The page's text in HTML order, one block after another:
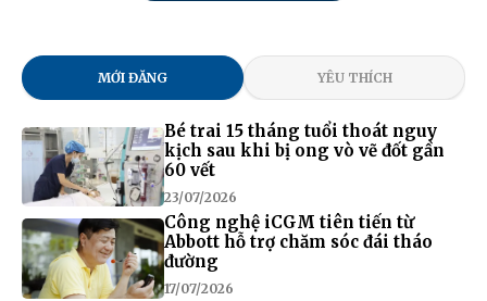
MỚI ĐĂNG YÊU THÍCH
Bé trai 15 tháng tuổi thoát nguy
kịch sau khi bị ong vò vẽ đốt gần
60 vết
23/07/2026
Công nghệ iCGM tiên tiến từ
Abbott hỗ trợ chăm sóc đái tháo
đường
17/07/2026